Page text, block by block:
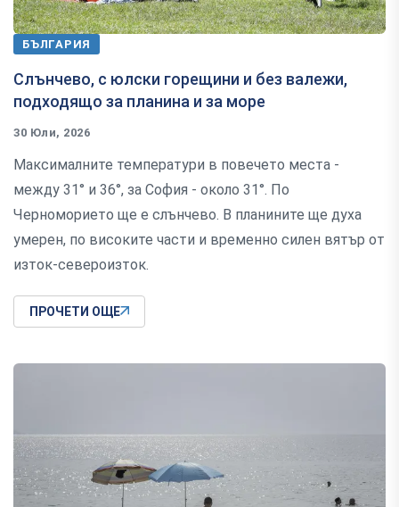
БЪЛГАРИЯ
Слънчево, с юлски горещини и без валежи,
подходящо за планина и за море
30 Юли, 2026
Максималните температури в повечето места -
между 31° и 36°, за София - около 31°. По
Черноморието ще е слънчево. В планините ще духа
умерен, по високите части и временно силен вятър от
изток-североизток.
ПРОЧЕТИ ОЩЕ